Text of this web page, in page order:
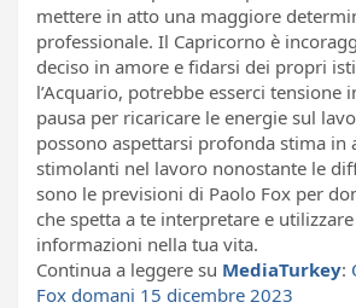
mettere in atto una maggiore
professionale. Il Capricorno è
deciso in amore e fidarsi dei propri
l’Acquario, potrebbe esserci tensione
pausa per ricaricare le energie sul
possono aspettarsi profonda stima in
stimolanti nel lavoro nonostante le
sono le previsioni di Paolo Fox per
che spetta a te interpretare e
informazioni nella tua vita.
Continua a leggere su MediaTurkey:
Fox domani 15 dicembre 2023